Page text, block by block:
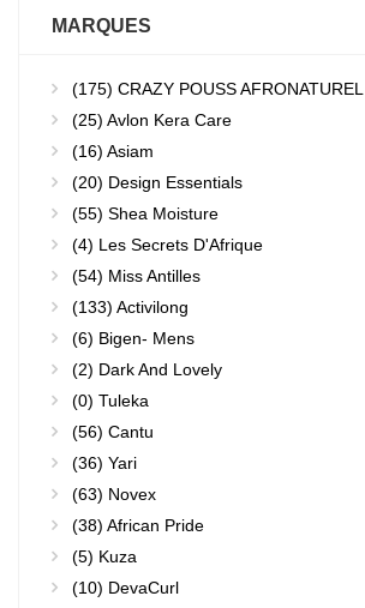
MARQUES
(175) CRAZY POUSS AFRONATUREL
(25) Avlon Kera Care
(16) Asiam
(20) Design Essentials
(55) Shea Moisture
(4) Les Secrets D'Afrique
(54) Miss Antilles
(133) Activilong
(6) Bigen- Mens
(2) Dark And Lovely
(0) Tuleka
(56) Cantu
(36) Yari
(63) Novex
(38) African Pride
(5) Kuza
(10) DevaCurl